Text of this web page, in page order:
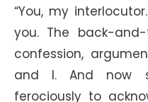
“You, my
you. The back-
confession,
and I. And now
ferociously to